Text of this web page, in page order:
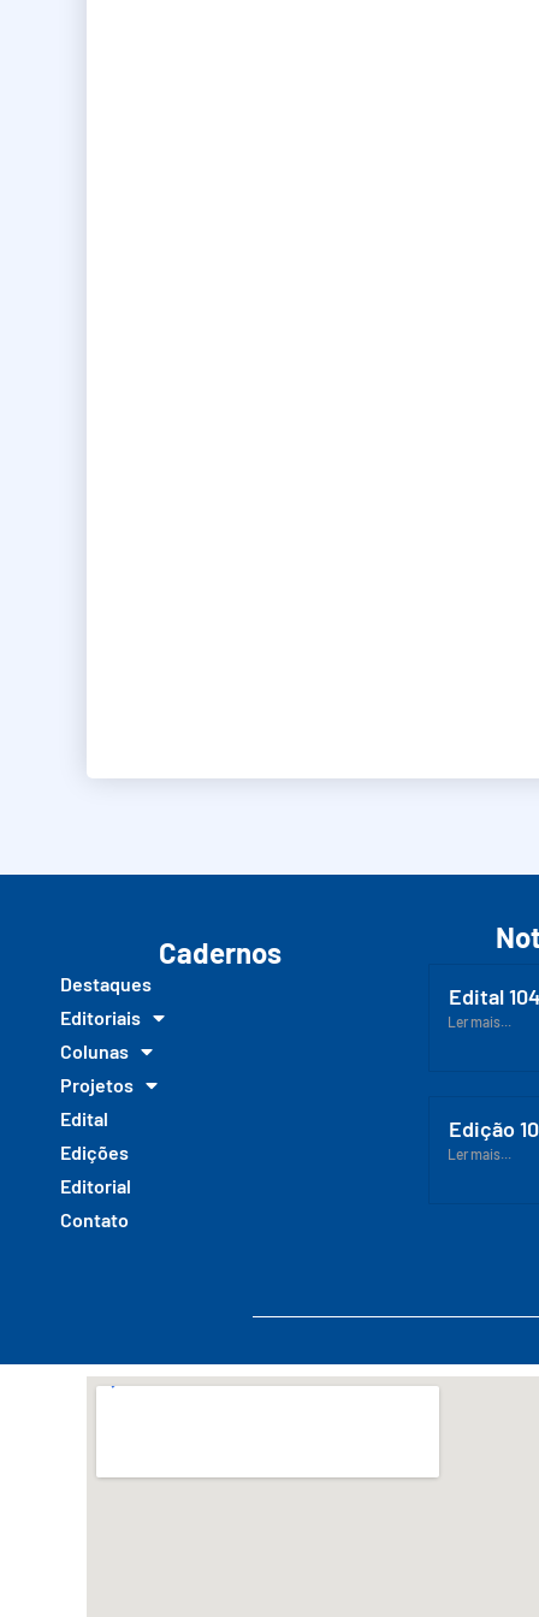
Cadernos
Destaques
Editoriais
Colunas
Projetos
Edital
Edições
Editorial
Contato
Edital
Ler mais...
Edição
Ler mais...